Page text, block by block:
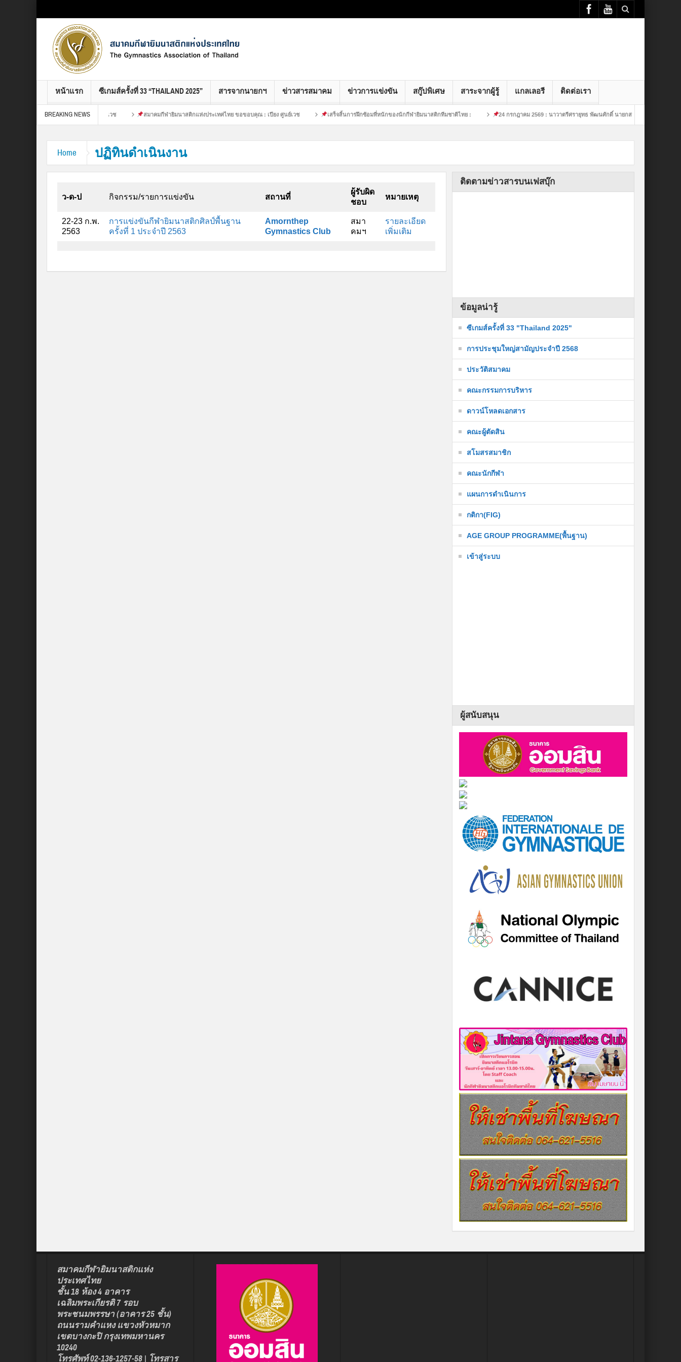
หน้าแรก ซีเกมส์ครั้งที่ 33 “THAILAND 2025” สารจากนายกฯ ข่าวสารสมาคม ข่าวการแข่งขัน สกู๊ปพิเศษ สาระจากผู้รู้ แกลเลอรี ติดต่อเรา
BREAKING NEWS
ะเทศไทย ขอขอบคุณ : เปียง ศูนย์เวช สมาคมกีฬายิมนาสติกแห่งประเทศไทย ขอขอบคุณ : เปียง ศูนย์เวช เสร็จสิ้นการฝึกซ้อมที่หนักของนักกีฬายิมนาสติกทีมชาติไทย : 24 กรกฎาคม 2569 : นาวาตรีศรายุทธ พัฒนศักดิ์ นายกสมาคมกีฬาย
Home ปฏิทินดำเนินงาน
ว-ด-ป กิจกรรม/รายการแข่งขัน สถานที่
ผู้รับผิด
ชอบ
หมายเหตุ
22-23 ก.พ.
2563
การแข่งขันกีฬายิมนาสติกศิลป์พื้นฐาน
ครั้งที่ 1 ประจำปี 2563
Amornthep
Gymnastics Club
สมา
คมฯ
รายละเอียด
เพิ่มเติม
ติดตามข่าวสารบนเฟสบุ๊ก
ข้อมูลน่ารู้
ซีเกมส์ครั้งที่ 33 "Thailand 2025"
การประชุมใหญ่สามัญประจำปี 2568
ประวัติสมาคม
คณะกรรมการบริหาร
ดาวน์โหลดเอกสาร
คณะผู้ตัดสิน
สโมสรสมาชิก
คณะนักกีฬา
แผนการดำเนินการ
กติกา(FIG)
AGE GROUP PROGRAMME(พื้นฐาน)
เข้าสู่ระบบ
ผู้สนับสนุน
สมาคมกีฬายิมนาสติกแห่ง
ประเทศไทย
ชั้น 18 ห้อง 4 อาคาร
เฉลิมพระเกียรติ 7 รอบ
พระชนมพรรษา (อาคาร 25 ชั้น)
ถนนรามคำแหง แขวงหัวหมาก
เขตบางกะปิ กรุงเทพมหานคร
10240
โทรศัพท์ 02-136-1257-58 | โทรสาร